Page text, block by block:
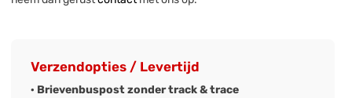
Verzendopties / Levertijd
· Brievenbuspost zonder track & trace